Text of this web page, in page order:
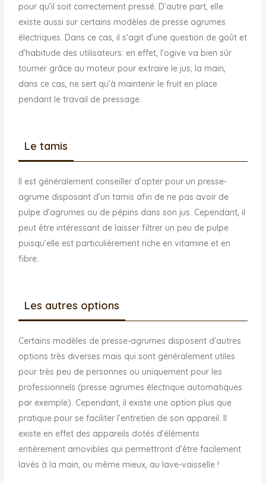
pour qu’il soit correctement pressé. D’autre part, elle
existe aussi sur certains modèles de presse agrumes
électriques. Dans ce cas, il s’agit d’une question de goût et
d’habitude des utilisateurs: en effet, l’ogive va bien sûr
tourner grâce au moteur pour extraire le jus; la main,
dans ce cas, ne sert qu’à maintenir le fruit en place
pendant le travail de pressage.
Le tamis
Il est généralement conseiller d’opter pour un presse-
agrume disposant d’un tamis afin de ne pas avoir de
pulpe d’agrumes ou de pépins dans son jus. Cependant, il
peut être intéressant de laisser filtrer un peu de pulpe
puisqu’elle est particulièrement riche en vitamine et en
fibre.
Les autres options
Certains modèles de presse-agrumes disposent d’autres
options très diverses mais qui sont généralement utiles
pour très peu de personnes ou uniquement pour les
professionnels (presse agrumes électrique automatiques
par exemple). Cependant, il existe une option plus que
pratique pour se faciliter l’entretien de son appareil. Il
existe en effet des appareils dotés d’éléments
entièrement amovibles qui permettront d’être facilement
lavés à la main, ou même mieux, au lave-vaisselle !